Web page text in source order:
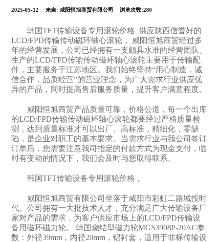
2025-05-12 来自: 咸阳恒旭商贸有限公司 浏览次数:280
韩国TFT传输设备专用滚轮价格_供应陕西信誉好的
LCD/FPD传输传动磁环轴心滚轮， 咸阳恒旭商贸经过多
年的经营发展，公司已经拥有一支颇具水准的经营团队。
生产的LCD/FPD传输传动磁环轴心滚轮主要用于传输配
件，主要服务于江苏地区。我们始终坚持“用心制造，诚
信合作，品质经营”的营业理念，为广大需求行业供应优
异的产品，同时提高售后服务质量，提升客户满意程度。
咸阳恒旭商贸产品质量可靠，价格公道，每一个出库
的LCD/FPD传输传动磁环轴心滚轮都要经过严格质量检
测，达到质量标准才可以出厂。高标准，精细化，零缺
陷，是企业对职工的基本要求。当需求行业与我公司签订
订单后，您需要注意我司指定的付款方式为现金支付，临
时有变动的情况下，我们会及时与您取得联系。
韩国TFT传输设备专用滚轮价格，
咸阳恒旭商贸有限公司坐落于咸阳市彩虹二路城投时
代。公司拥有一大批技术人才，充分满足广大传输设备厂
家对产品的需求，为客户供应市场上的LCD/FPD传输设
备用磁环磁力轮。 韩国烧结型磁力轮MGS3908P-20AC参
数：外径39mm，内径20mm，铝衬套，适用于非标传输设